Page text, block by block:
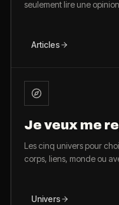
seulement lire une
Articles
Je veux me
Les cinq univers pour
corps, liens, monde ou
Univers